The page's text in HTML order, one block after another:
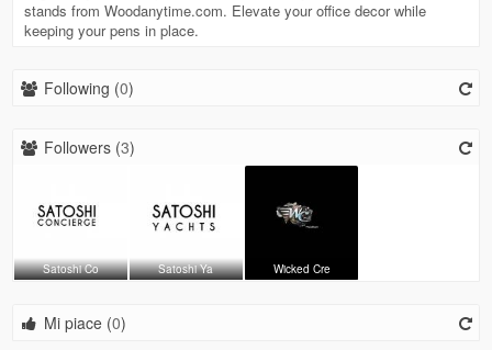
stands from Woodanytime.com. Elevate your office decor while
keeping your pens in place.
Following (0)
Followers (3)
Satoshi Co Satoshi Ya Wicked Cre
Mi piace (0)